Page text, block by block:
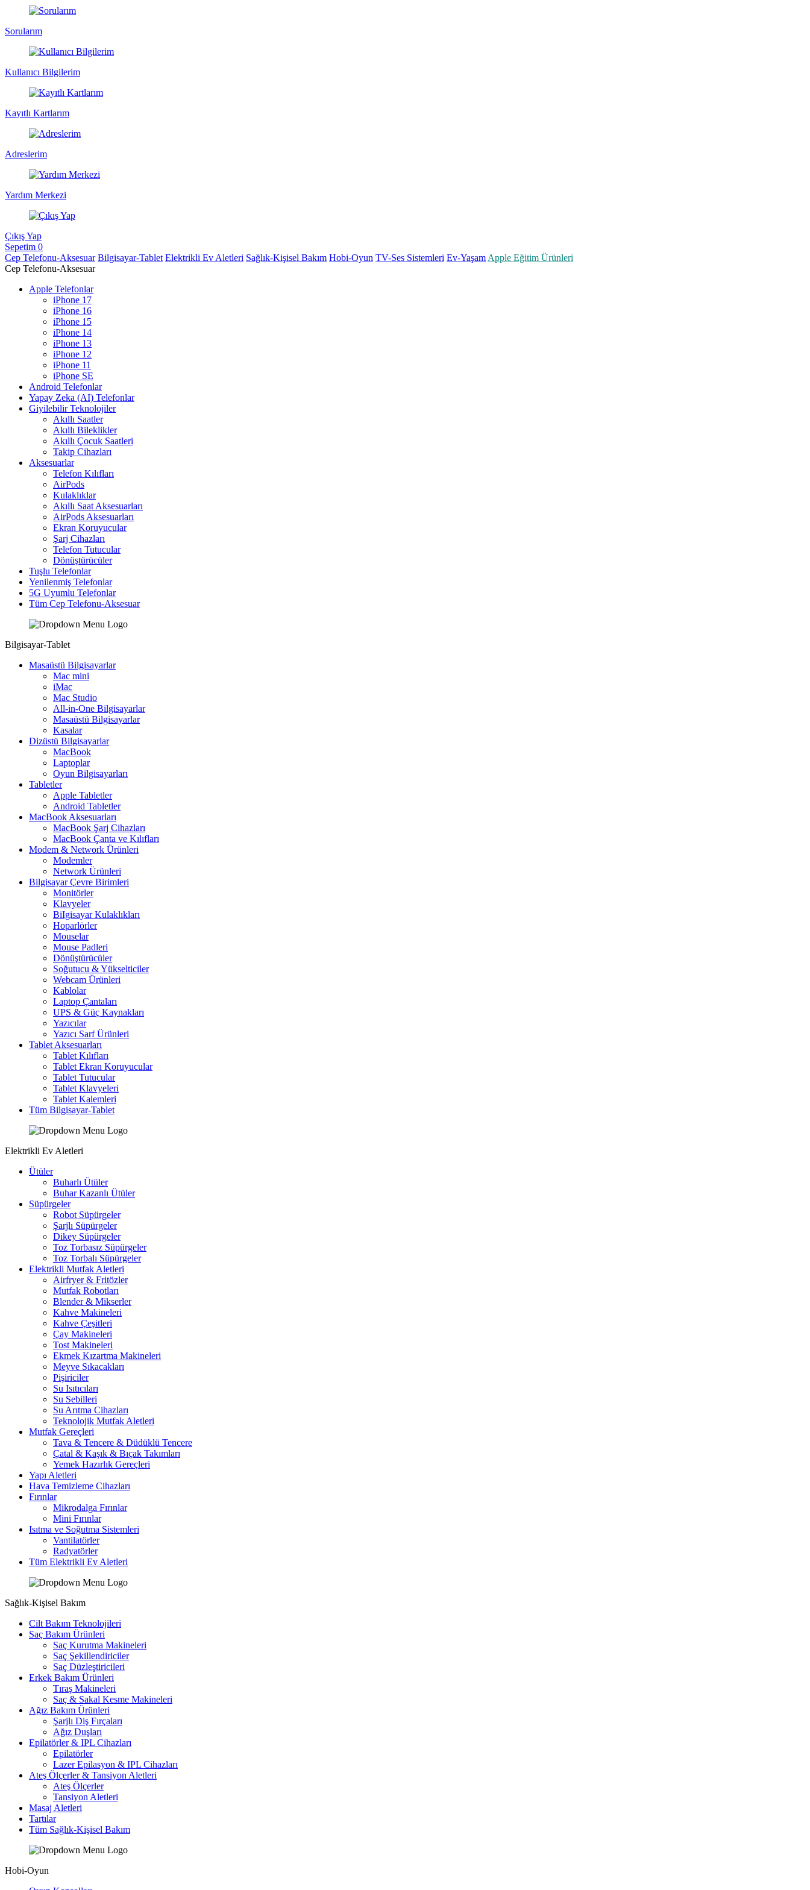
Sorularım
Kullanıcı Bilgilerim
Kayıtlı Kartlarım
Adreslerim
Yardım Merkezi
Çıkış Yap
Sepetim 0
Cep Telefonu-Aksesuar Bilgisayar-Tablet Elektrikli Ev Aletleri Sağlık-Kişisel Bakım Hobi-Oyun TV-Ses Sistemleri Ev-Yaşam Apple Eğitim Ürünleri
Cep Telefonu-Aksesuar
Apple Telefonlar
iPhone 17
iPhone 16
iPhone 15
iPhone 14
iPhone 13
iPhone 12
iPhone 11
iPhone SE
Android Telefonlar
Yapay Zeka (AI) Telefonlar
Giyilebilir Teknolojiler
Akıllı Saatler
Akıllı Bileklikler
Akıllı Çocuk Saatleri
Takip Cihazları
Aksesuarlar
Telefon Kılıfları
AirPods
Kulaklıklar
Akıllı Saat Aksesuarları
AirPods Aksesuarları
Ekran Koruyucular
Şarj Cihazları
Telefon Tutucular
Dönüştürücüler
Tuşlu Telefonlar
Yenilenmiş Telefonlar
5G Uyumlu Telefonlar
Tüm Cep Telefonu-Aksesuar
Bilgisayar-Tablet
Masaüstü Bilgisayarlar
Mac mini
iMac
Mac Studio
All-in-One Bilgisayarlar
Masaüstü Bilgisayarlar
Kasalar
Dizüstü Bilgisayarlar
MacBook
Laptoplar
Oyun Bilgisayarları
Tabletler
Apple Tabletler
Android Tabletler
MacBook Aksesuarları
MacBook Şarj Cihazları
MacBook Çanta ve Kılıfları
Modem & Network Ürünleri
Modemler
Network Ürünleri
Bilgisayar Çevre Birimleri
Monitörler
Klavyeler
BiIgisayar Kulaklıkları
Hoparlörler
Mouselar
Mouse Padleri
Dönüştürücüler
Soğutucu & Yükselticiler
Webcam Ürünleri
Kablolar
Laptop Çantaları
UPS & Güç Kaynakları
Yazıcılar
Yazıcı Sarf Ürünleri
Tablet Aksesuarları
Tablet Kılıfları
Tablet Ekran Koruyucular
Tablet Tutucular
Tablet Klavyeleri
Tablet Kalemleri
Tüm Bilgisayar-Tablet
Elektrikli Ev Aletleri
Ütüler
Buharlı Ütüler
Buhar Kazanlı Ütüler
Süpürgeler
Robot Süpürgeler
Şarjlı Süpürgeler
Dikey Süpürgeler
Toz Torbasız Süpürgeler
Toz Torbalı Süpürgeler
Elektrikli Mutfak Aletleri
Airfryer & Fritözler
Mutfak Robotları
Blender & Mikserler
Kahve Makineleri
Kahve Çeşitleri
Çay Makineleri
Tost Makineleri
Ekmek Kızartma Makineleri
Meyve Sıkacakları
Pişiriciler
Su Isıtıcıları
Su Sebilleri
Su Arıtma Cihazları
Teknolojik Mutfak Aletleri
Mutfak Gereçleri
Tava & Tencere & Düdüklü Tencere
Çatal & Kaşık & Bıçak Takımları
Yemek Hazırlık Gereçleri
Yapı Aletleri
Hava Temizleme Cihazları
Fırınlar
Mikrodalga Fırınlar
Mini Fırınlar
Isıtma ve Soğutma Sistemleri
Vantilatörler
Radyatörler
Tüm Elektrikli Ev Aletleri
Sağlık-Kişisel Bakım
Cilt Bakım Teknolojileri
Saç Bakım Ürünleri
Saç Kurutma Makineleri
Saç Şekillendiriciler
Saç Düzleştiricileri
Erkek Bakım Ürünleri
Tıraş Makineleri
Saç & Sakal Kesme Makineleri
Ağız Bakım Ürünleri
Şarjlı Diş Fırçaları
Ağız Duşları
Epilatörler & IPL Cihazları
Epilatörler
Lazer Epilasyon & IPL Cihazları
Ateş Ölçerler & Tansiyon Aletleri
Ateş Ölçerler
Tansiyon Aletleri
Masaj Aletleri
Tartılar
Tüm Sağlık-Kişisel Bakım
Hobi-Oyun